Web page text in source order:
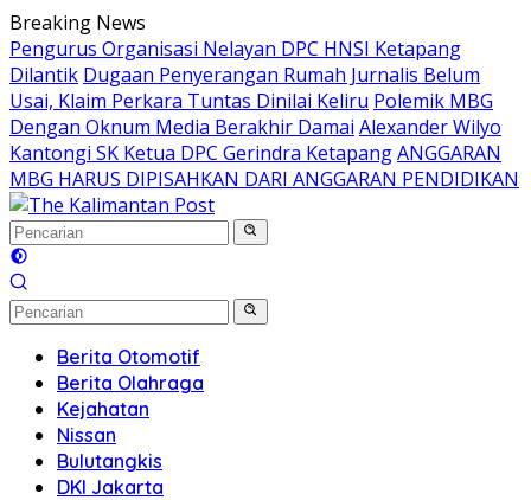
Langsung
ke
konten
Breaking News
Pengurus Organisasi Nelayan DPC HNSI Ketapang
Dilantik Dugaan Penyerangan Rumah Jurnalis Belum
Usai, Klaim Perkara Tuntas Dinilai Keliru Polemik MBG
Dengan Oknum Media Berakhir Damai Alexander Wilyo
Kantongi SK Ketua DPC Gerindra KetapangANGGARAN
MBG HARUS DIPISAHKAN DARI ANGGARAN PENDIDIKAN
Berita Otomotif
Berita Olahraga
Kejahatan
Nissan
Bulutangkis
DKI Jakarta